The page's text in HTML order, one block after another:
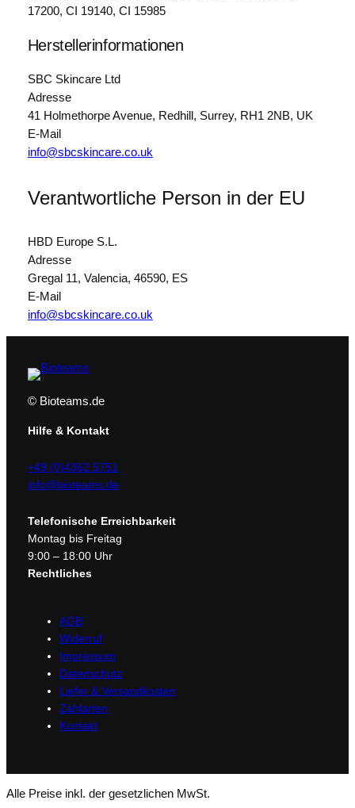
17200, CI 19140, CI 15985
Herstellerinformationen
SBC Skincare Ltd
Adresse
41 Holmethorpe Avenue, Redhill, Surrey, RH1 2NB, UK
E-Mail
info@sbcskincare.co.uk
Verantwortliche Person in der EU
HBD Europe S.L.
Adresse
Gregal 11, Valencia, 46590, ES
E-Mail
info@sbcskincare.co.uk
© Bioteams.de
Hilfe & Kontakt
+49 (0)4362 5751
info@bioteams.de
Telefonische Erreichbarkeit
Montag bis Freitag
9:00 – 18:00 Uhr
Rechtliches
AGB
Widerruf
Impressum
Datenschutz
Liefer & Versandkosten
Zahlarten
Kontakt
Alle Preise inkl. der gesetzlichen MwSt.